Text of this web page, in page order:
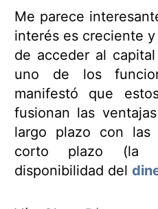
Me parece
interés es creciente
de acceder al
uno de los
manifestó que
fusionan las
largo plazo con
corto plazo (la
disponibilidad del